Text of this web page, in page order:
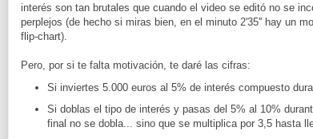
interés son tan brutales que cuando el video se editó no se
perplejos (de hecho si miras bien, en el minuto 2'35'' hay un
flip-chart).
Pero, por si te falta motivación, te daré las cifras:
Si inviertes 5.000 euros al 5% de interés compuesto
Si doblas el tipo de interés y pasas del 5% al 10%
final no se dobla... sino que se multiplica por 3,5 hasta